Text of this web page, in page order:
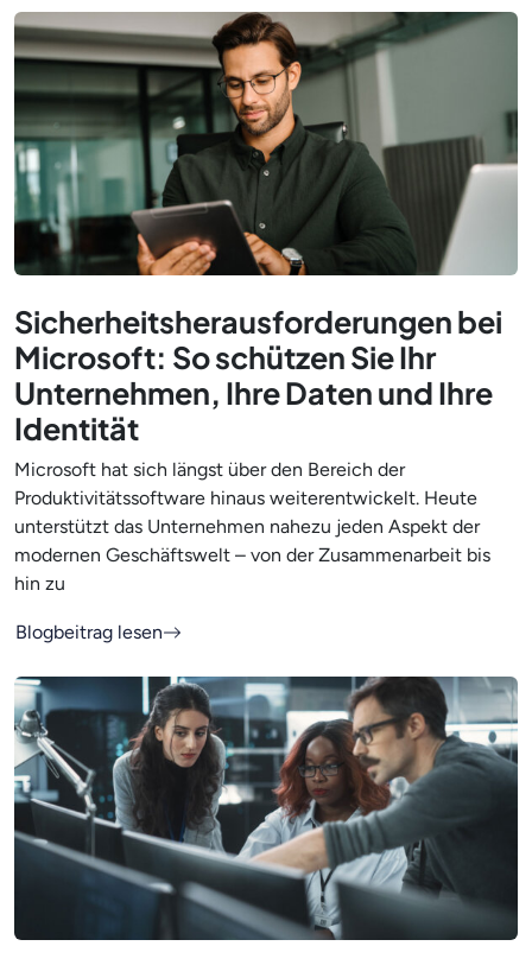
Sicherheitsherausforderungen bei
Microsoft: So schützen Sie Ihr
Unternehmen, Ihre Daten und Ihre
Identität
Microsoft hat sich längst über den Bereich der
Produktivitätssoftware hinaus weiterentwickelt. Heute
unterstützt das Unternehmen nahezu jeden Aspekt der
modernen Geschäftswelt – von der Zusammenarbeit bis
hin zu
Blogbeitrag lesen